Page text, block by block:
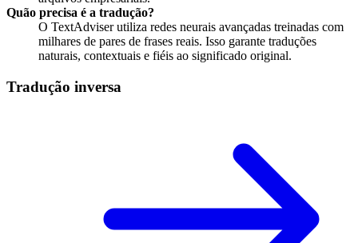
Quão precisa é a tradução?
O TextAdviser utiliza redes neurais avançadas treinadas com
milhares de pares de frases reais. Isso garante traduções
naturais, contextuais e fiéis ao significado original.
Tradução inversa